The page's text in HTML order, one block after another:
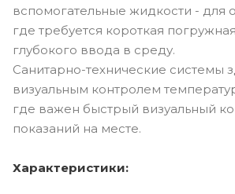
вспомогательные жидкости - для
где требуется короткая
глубокого ввода в среду.
Санитарно-технические системы
визуальным контролем
где важен быстрый визуальный
показаний на месте.
Характеристики: